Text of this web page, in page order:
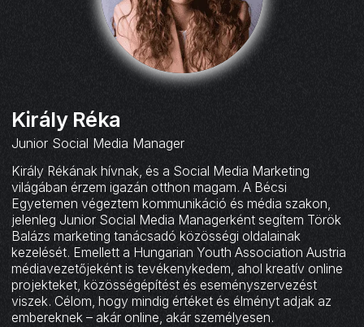
Király Réka
Junior Social Media Manager
Király Rékának hívnak, és a Social Media Marketing
világában érzem igazán otthon magam. A Bécsi
Egyetemen végeztem kommunikáció és média szakon,
jelenleg Junior Social Media Managerként segítem Török
Balázs marketing tanácsadó közösségi oldalainak
kezelését. Emellett a Hungarian Youth Association Austria
médiavezetőjeként is tevékenykedem, ahol kreatív online
projekteket, közösségépítést és eseményszervezést
viszek. Célom, hogy mindig értéket és élményt adjak az
embereknek – akár online, akár személyesen.